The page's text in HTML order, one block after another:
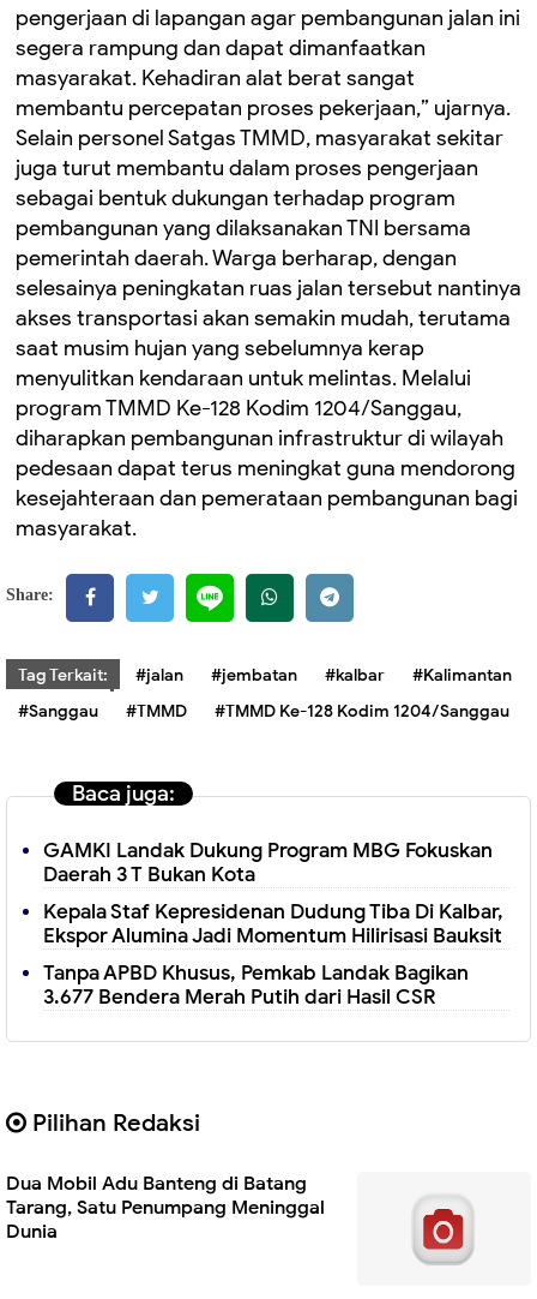
pengerjaan di lapangan agar pembangunan jalan ini
segera rampung dan dapat dimanfaatkan
masyarakat. Kehadiran alat berat sangat
membantu percepatan proses pekerjaan,” ujarnya.
Selain personel Satgas TMMD, masyarakat sekitar
juga turut membantu dalam proses pengerjaan
sebagai bentuk dukungan terhadap program
pembangunan yang dilaksanakan TNI bersama
pemerintah daerah. Warga berharap, dengan
selesainya peningkatan ruas jalan tersebut nantinya
akses transportasi akan semakin mudah, terutama
saat musim hujan yang sebelumnya kerap
menyulitkan kendaraan untuk melintas. Melalui
program TMMD Ke-128 Kodim 1204/Sanggau,
diharapkan pembangunan infrastruktur di wilayah
pedesaan dapat terus meningkat guna mendorong
kesejahteraan dan pemerataan pembangunan bagi
masyarakat.
Share:
Tag Terkait: #jalan #jembatan #kalbar
#Kalimantan
#Sanggau
#TMMD #TMMD Ke-128 Kodim 1204/Sanggau
Baca juga:
GAMKI Landak Dukung Program MBG Fokuskan
Daerah 3 T Bukan Kota
Kepala Staf Kepresidenan Dudung Tiba Di Kalbar,
Ekspor Alumina Jadi Momentum Hilirisasi Bauksit
Tanpa APBD Khusus, Pemkab Landak Bagikan
3.677 Bendera Merah Putih dari Hasil CSR
Pilihan Redaksi
Dua Mobil Adu Banteng di Batang
Tarang, Satu Penumpang Meninggal
Dunia